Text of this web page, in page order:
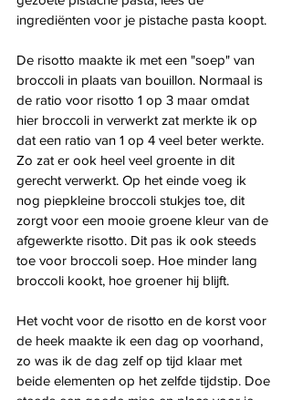
ingrediënten voor je pistache pasta koopt.
De risotto maakte ik met een "soep" van
broccoli in plaats van bouillon. Normaal is
de ratio voor risotto 1 op 3 maar omdat
hier broccoli in verwerkt zat merkte ik op
dat een ratio van 1 op 4 veel beter werkte.
Zo zat er ook heel veel groente in dit
gerecht verwerkt. Op het einde voeg ik
nog piepkleine broccoli stukjes toe, dit
zorgt voor een mooie groene kleur van de
afgewerkte risotto. Dit pas ik ook steeds
toe voor broccoli soep. Hoe minder lang
broccoli kookt, hoe groener hij blijft.
Het vocht voor de risotto en de korst voor
de heek maakte ik een dag op voorhand,
zo was ik de dag zelf op tijd klaar met
beide elementen op het zelfde tijdstip. Doe